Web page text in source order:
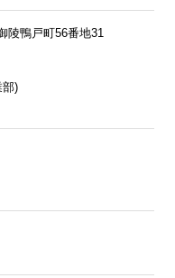
鴨戸町56番地31
部)